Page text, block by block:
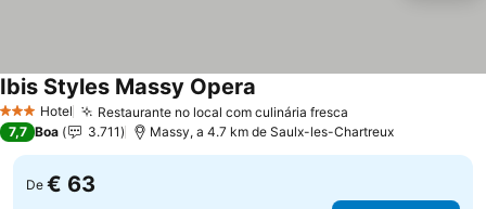
3 EstrelasHotel Restaurante no local com culinária fresca
Ibis Styles Massy Opera
7,7 Boa 3.711 Massy, a 4.7 km de Saulx-les-Chartreux
De € 63